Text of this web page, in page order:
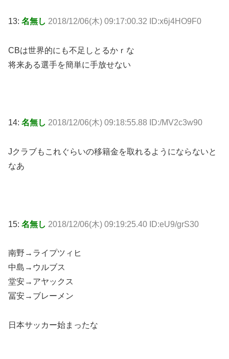
13: 名無し 2018/12/06(木) 09:17:00.32 ID:x6j4HO9F0
CBは世界的にも不足しとるかｒな
将来ある選手を簡単に手放せない
14: 名無し 2018/12/06(木) 09:18:55.88 ID:/MV2c3w90
Jクラブもこれぐらいの移籍金を取れるようにならないと
なあ
15: 名無し 2018/12/06(木) 09:19:25.40 ID:eU9/grS30
南野→ライプツィヒ
中島→ウルブス
堂安→アヤックス
冨安→ブレーメン
日本サッカー始まったな